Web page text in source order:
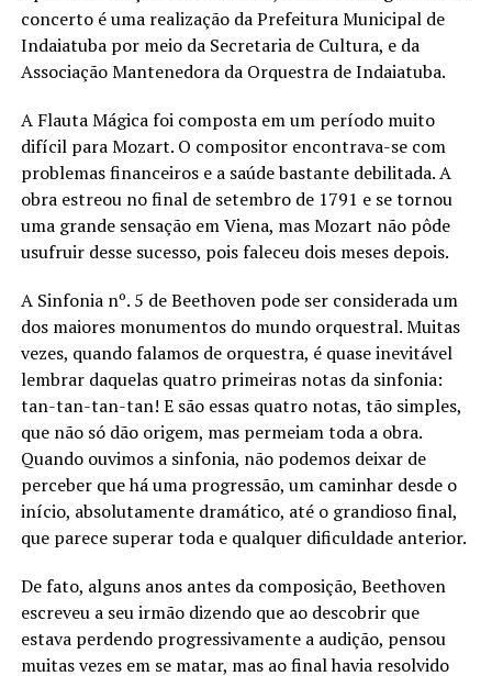
concerto é uma realização da Prefeitura Municipal de
Indaiatuba por meio da Secretaria de Cultura, e da
Associação Mantenedora da Orquestra de Indaiatuba.
A Flauta Mágica foi composta em um período muito
difícil para Mozart. O compositor encontrava-se com
problemas financeiros e a saúde bastante debilitada. A
obra estreou no final de setembro de 1791 e se tornou
uma grande sensação em Viena, mas Mozart não pôde
usufruir desse sucesso, pois faleceu dois meses depois.
A Sinfonia nº. 5 de Beethoven pode ser considerada um
dos maiores monumentos do mundo orquestral. Muitas
vezes, quando falamos de orquestra, é quase inevitável
lembrar daquelas quatro primeiras notas da sinfonia:
tan-tan-tan-tan! E são essas quatro notas, tão simples,
que não só dão origem, mas permeiam toda a obra.
Quando ouvimos a sinfonia, não podemos deixar de
perceber que há uma progressão, um caminhar desde o
início, absolutamente dramático, até o grandioso final,
que parece superar toda e qualquer dificuldade anterior.
De fato, alguns anos antes da composição, Beethoven
escreveu a seu irmão dizendo que ao descobrir que
estava perdendo progressivamente a audição, pensou
muitas vezes em se matar, mas ao final havia resolvido